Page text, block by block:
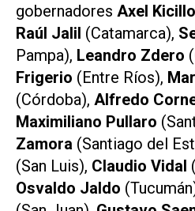
gobernadores Axel
Raúl Jalil (Catamarca),
Pampa), Leandro Zdero
Frigerio (Entre Ríos),
(Córdoba), Alfredo
Maximiliano Pullaro
Zamora (Santiago del
(San Luis), Claudio Vidal
Osvaldo Jaldo